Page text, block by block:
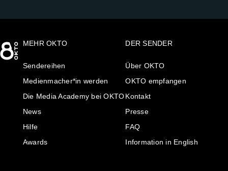
MEHR OKTO
Sendereihen
Medienmacher*in werden
Die Media Academy bei OKTO
News
Hilfe
Awards
DER SENDER
Über OKTO
OKTO empfangen
Kontakt
Presse
FAQ
Information in English